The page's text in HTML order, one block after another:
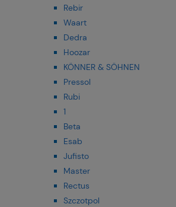
Rebir
Waart
Dedra
Hoozar
KÖNNER & SÖHNEN
Pressol
Rubi
1
Beta
Esab
Jufisto
Master
Rectus
Szczotpol